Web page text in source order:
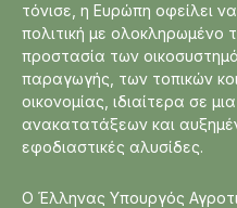
τόνισε, η Ευρώπη οφείλει
πολιτική με ολοκληρωμένο
προστασία των
παραγωγής, των τοπικών
οικονομίας, ιδιαίτερα σε
ανακατατάξεων και
εφοδιαστικές αλυσίδες.
Ο Έλληνας Υπουργός